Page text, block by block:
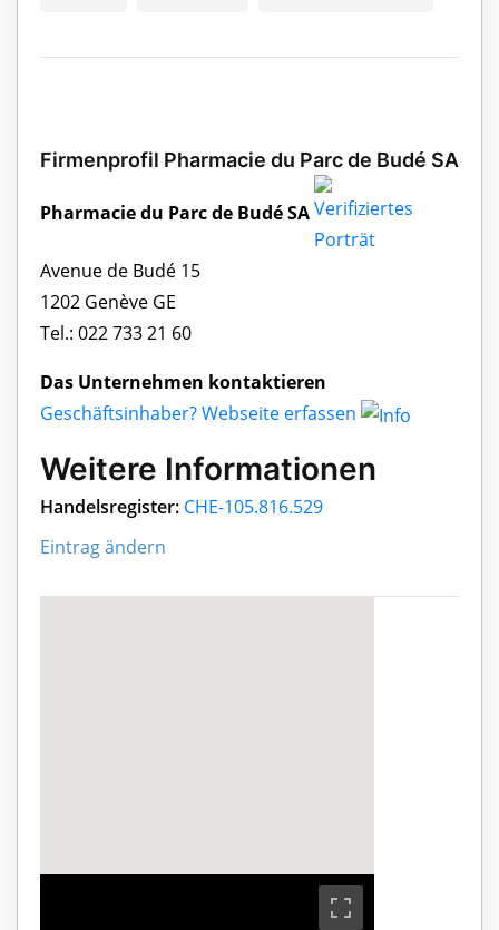
Firmenprofil Pharmacie du Parc de Budé SA
Pharmacie du Parc de Budé SA
Avenue de Budé 15
1202 Genève GE
Tel.: 022 733 21 60
Das Unternehmen kontaktieren
Geschäftsinhaber? Webseite erfassen
Weitere Informationen
Handelsregister: CHE-105.816.529
Eintrag ändern